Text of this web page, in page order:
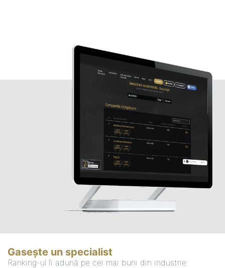
Gasește un specialist
Ranking-ul îi adună pe cei mai buni din industrie